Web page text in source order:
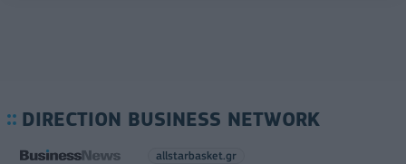
DIRECTION BUSINESS NETWORK
allstarbasket.gr